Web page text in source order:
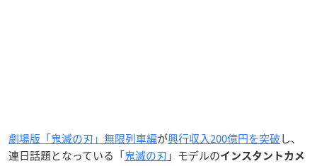
劇場版「鬼滅の刃」無限列車編が興行収入200億円を突破し、
連日話題となっている「鬼滅の刃 」モデルのインスタントカメ